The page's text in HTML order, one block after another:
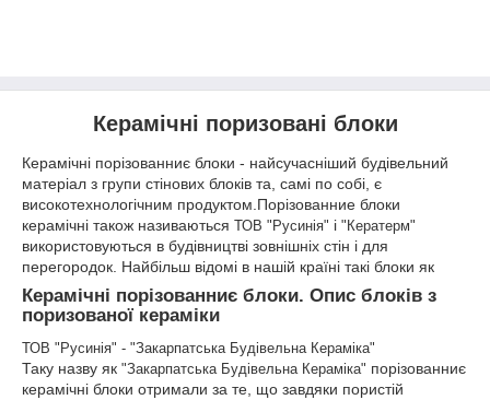
Керамічні поризовані блоки
Керамічні порізованниє блоки - найсучасніший будівельний
матеріал з групи стінових блоків та, самі по собі, є
високотехнологічним продуктом.Порізованние блоки
керамічні також називаються ТОВ "Русинія" і "Кератерм"
використовуються в будівництві зовнішніх стін і для
перегородок. Найбільш відомі в нашій країні такі блоки як
Керамічні порізованниє блоки. Опис блоків з
поризованої кераміки
ТОВ "Русинія" - "Закарпатська Будівельна Кераміка"
Таку назву як "Закарпатська Будівельна Кераміка" порізованниє
керамічні блоки отримали за те, що завдяки пористій